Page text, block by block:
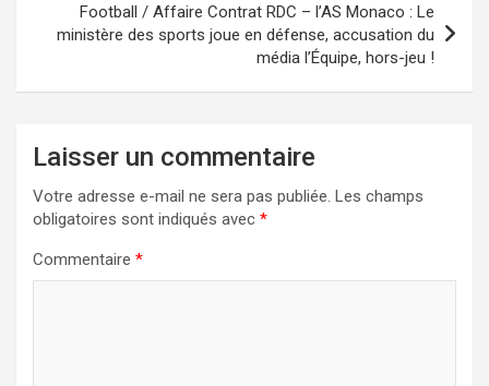
Football / Affaire Contrat RDC – l’AS Monaco : Le
ministère des sports joue en défense, accusation du
média l’Équipe, hors-jeu !
Laisser un commentaire
Votre adresse e-mail ne sera pas publiée. Les champs
obligatoires sont indiqués avec *
Commentaire *